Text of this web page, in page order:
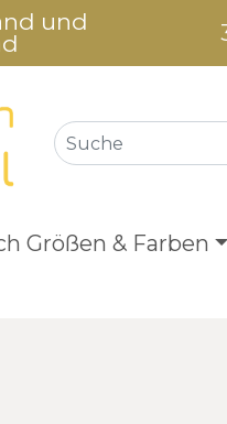
und
Größen & Farben